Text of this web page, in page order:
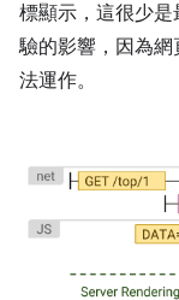
標顯示，這很少
驗的影響，因為
法運作。